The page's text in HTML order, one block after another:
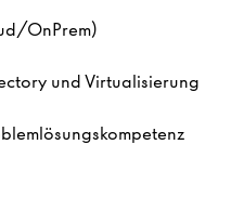
OnPrem)
und Virtualisierung